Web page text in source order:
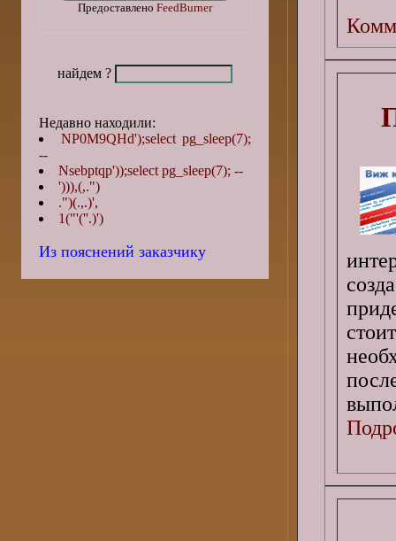
Предоставлено FeedBurner
найдем ?
Недавно находили:
NP0M9QHd');select pg_sleep(7);
--
Nsebptqp'));select pg_sleep(7); --
'))),(,.")
.")(.,.)',
1("'(''.)')
Из пояснений заказчику